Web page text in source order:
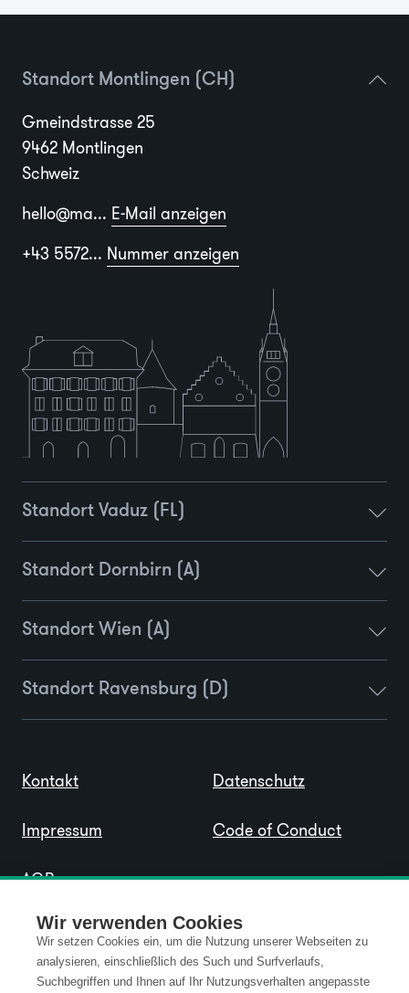
Wir verwenden Cookies
Wir setzen Cookies ein, um die Nutzung unserer Webseiten zu
analysieren, einschließlich des Such und Surfverlaufs,
Suchbegriffen und Ihnen auf Ihr Nutzungsverhalten angepasste
Standort Montlingen (CH)
Gmeindstrasse 25
9462 Montlingen
Schweiz
hello@ma... E-Mail anzeigen
+43 5572... Nummer anzeigen
Standort Vaduz (FL)
Standort Dornbirn (A)
Standort Wien (A)
Standort Ravensburg (D)
Kontakt
Impressum
AGB
Datenschutz
Code of Conduct